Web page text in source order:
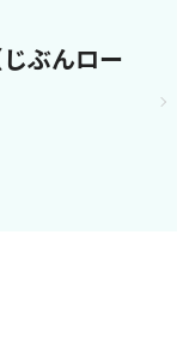
ぶんロー